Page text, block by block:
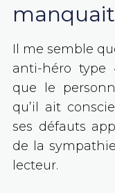
manquait
Il me semble
anti-héro type
que le
qu’il ait
ses défauts
de la
lecteur.